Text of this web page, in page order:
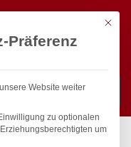
Suchen
für Profis
Mit
Präferenz
Website weiter
zu optionalen
um